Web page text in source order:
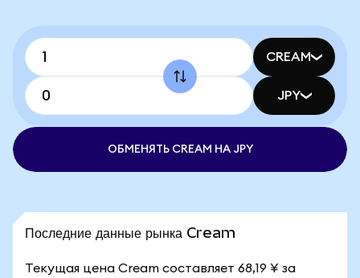
CREAM
JPY
ОБМЕНЯТЬ CREAM НА JPY
Последние данные рынка Cream
Текущая цена Cream составляет 68,19 ¥ за